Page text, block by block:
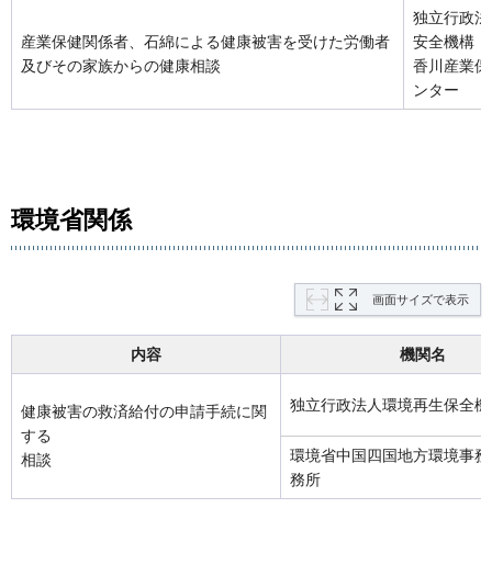
産業保健関係者、石綿による健康被害を受けた労働者
及びその家族からの健康相談
独立行政
安全機構
香川産業
ンター
環境省関係
画面サイズで表示
内容 機関名
健康被害の救済給付の申請手続に関
する
相談
独立行政法人環境再生保全
環境省中国四国地方環境事
務所